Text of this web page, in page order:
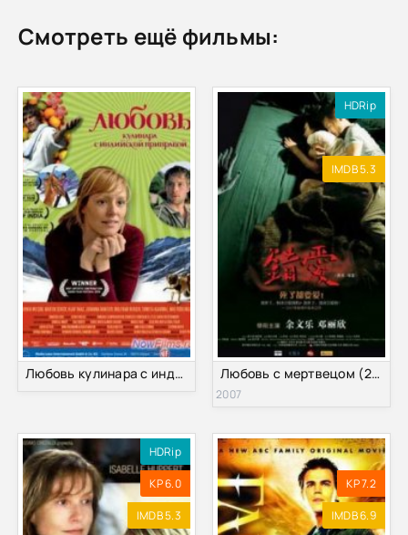
Смотреть ещё фильмы:
Любовь кулинара с индийской приправой (2008)
HDRip
IMDB 5.3
Любовь с мертвецом (2007)
2007
HDRip
KP 6.0
IMDB 5.3
KP 7.2
IMDB 6.9